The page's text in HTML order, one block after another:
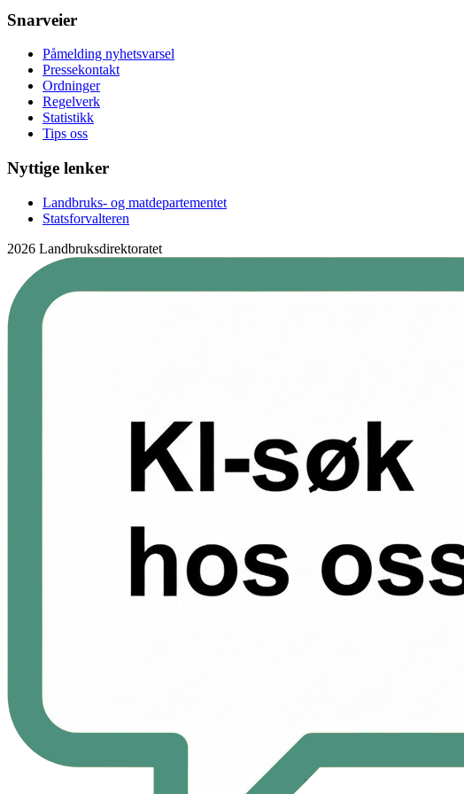
Snarveier
Påmelding nyhetsvarsel
Pressekontakt
Ordninger
Regelverk
Statistikk
Tips oss
Nyttige lenker
Landbruks- og matdepartementet
Statsforvalteren
2026 Landbruksdirektoratet